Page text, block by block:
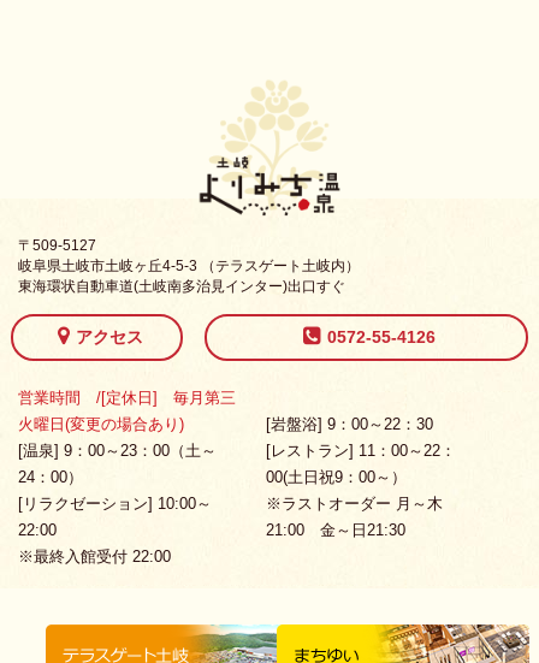
〒509-5127
岐阜県土岐市土岐ヶ丘4-5-3 （テラスゲート土岐内）
東海環状自動車道(土岐南多治見インター)出口すぐ
アクセス 0572-55-4126
営業時間 /[定休日] 毎月第三
火曜日(変更の場合あり)
[温泉] 9：00～23：00（土～
24：00）
[リラクゼーション] 10:00～
22:00
※最終入館受付 22:00
[岩盤浴] 9：00～22：30
[レストラン] 11：00～22：
00(土日祝9：00～）
※ラストオーダー 月～木
21:00 金～日21:30